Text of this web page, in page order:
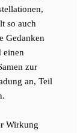
so auch
Gedanken
einen
zur
an, Teil
Wirkung